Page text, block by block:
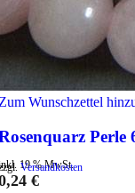
Wunschzettel
Perle
19 % MwSt.
Versandkosten
€